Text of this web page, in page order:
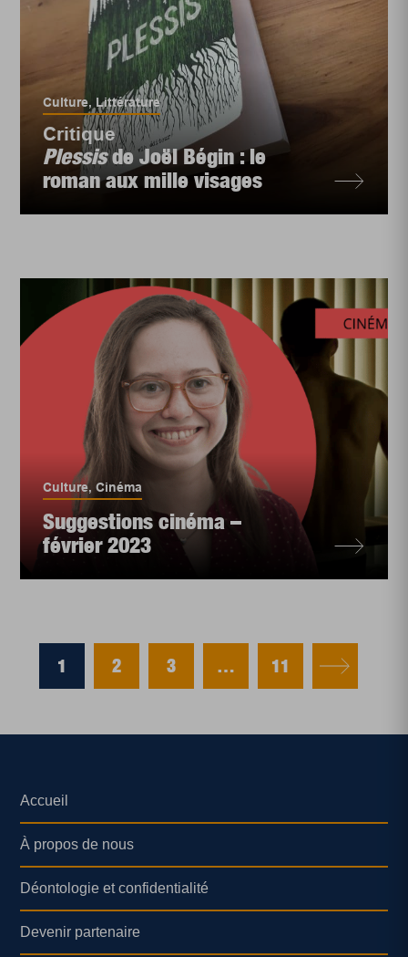
Culture, Littérature
Critique
Plessisde Joël Bégin : le
roman aux mille visages
Culture,Cinéma
Suggestions cinéma –
février 2023
1 2 3 … 11
Accueil
À propos de nous
Déontologie et confidentialité
Devenir partenaire